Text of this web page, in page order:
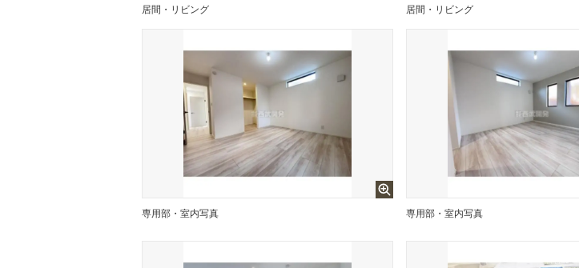
居間・リビング 居間・リビング
専用部・室内写真 専用部・室内写真